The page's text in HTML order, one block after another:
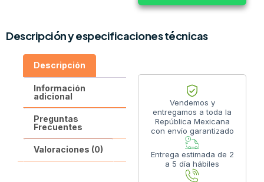
Descripción y especificaciones técnicas
Descripción
Información
adicional
Preguntas
Frecuentes
Valoraciones (0)
Vendemos y
entregamos a toda la
República Mexicana
con envío garantizado
Entrega estimada de 2
a 5 día hábiles